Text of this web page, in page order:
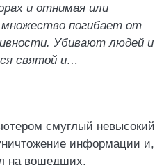
и отнимая или
погибает от
Убивают людей и
святой и…
смуглый невысокий
информации и,
на вошедших.